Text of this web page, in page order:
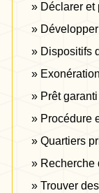
Déclarer
Dispositifs
Prêt
Procédure
Quartiers
Recherche
Trouver